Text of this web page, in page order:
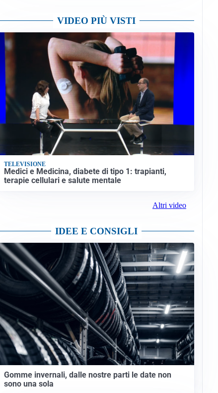
VIDEO PIÙ VISTI
TELEVISIONE
Medici e Medicina, diabete di tipo 1: trapianti,
terapie cellulari e salute mentale
Altri video
IDEE E CONSIGLI
Gomme invernali, dalle nostre parti le date non
sono una sola